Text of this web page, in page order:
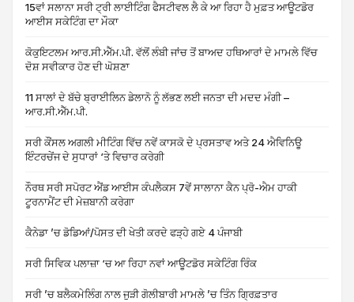
15ਵਾਂ ਸਲਾਨਾ ਸਰੀ ਟ੍ਰੀ ਲਾਈਟਿੰਗ ਫੈਸਟੀਵਲ ਲੈ ਕੇ ਆ ਰਿਹਾ ਹੈ ਮੁਫ਼ਤ ਆਊਟਡੋਰ
ਆਈਸ ਸਕੇਟਿੰਗ ਦਾ ਮੌਕਾ
ਕੋਕੁਇਟਲਮ ਆਰ.ਸੀ.ਐੱਮ.ਪੀ. ਵੱਲੋਂ ਲੰਬੀ ਜਾਂਚ ਤੋਂ ਬਾਅਦ ਹਥਿਆਰਾਂ ਦੇ ਮਾਮਲੇ ਵਿੱਚ
ਦੋਸ਼ ਸਵੀਕਾਰ ਹੋਣ ਦੀ ਘੋਸ਼ਣਾ
11 ਸਾਲਾਂ ਦੇ ਬੱਚੇ ਬ੍ਰਾਈਲਿਨ ਡੇਲਾਨੋ ਨੂੰ ਲੱਭਣ ਲਈ ਜਨਤਾ ਦੀ ਮਦਦ ਮੰਗੀ –
ਆਰ.ਸੀ.ਐੱਮ.ਪੀ.
ਸਰੀ ਕੌਂਸਲ ਅਗਲੀ ਮੀਟਿੰਗ ਵਿੱਚ ਨਵੇਂ ਕਾਸਕੋ ਦੇ ਪ੍ਰਸਤਾਵ ਅਤੇ 24 ਐਵਿਨਿਊ
ਇੰਟਰਚੇਂਜ ਦੇ ਸੁਧਾਰਾਂ ‘ਤੇ ਵਿਚਾਰ ਕਰੇਗੀ
ਨੌਰਥ ਸਰੀ ਸਪੋਰਟ ਐਂਡ ਆਈਸ ਕੰਪਲੈਕਸ 7ਵੇਂ ਸਾਲਾਨਾ ਕੈਨ ਪ੍ਰੋ-ਐਮ ਹਾਕੀ
ਟੂਰਨਾਮੈਂਟ ਦੀ ਮੇਜ਼ਬਾਨੀ ਕਰੇਗਾ
ਕੈਨੇਡਾ ’ਚ ਡੋਡਿਆਂ/ਪੋਸਤ ਦੀ ਖੇਤੀ ਕਰਦੇ ਫੜ੍ਹੇ ਗਏ 4 ਪੰਜਾਬੀ
ਸਰੀ ਸਿਵਿਕ ਪਲਾਜ਼ਾ ‘ਚ ਆ ਰਿਹਾ ਨਵਾਂ ਆਊਟਡੋਰ ਸਕੇਟਿੰਗ ਰਿੰਕ
ਸਰੀ ’ਚ ਬਲੈਕਮੇਲਿੰਗ ਨਾਲ ਜੁੜੀ ਗੋਲੀਬਾਰੀ ਮਾਮਲੇ ’ਚ ਤਿੰਨ ਗ੍ਰਿਫ਼ਤਾਰ